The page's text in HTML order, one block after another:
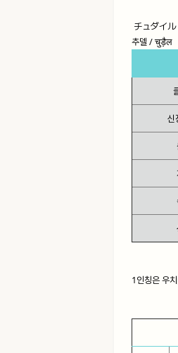
チュダイル
추델 / चुड़ैल
신
1인칭은 우